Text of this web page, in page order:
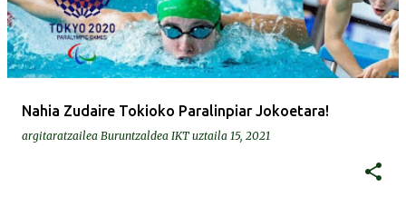
Nahia Zudaire Tokioko Paralinpiar Jokoetara!
argitaratzailea Buruntzaldea IKT uztaila 15, 2021